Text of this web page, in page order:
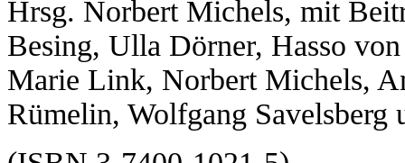
Hrsg. Norbert Michels, mit
Besing, Ulla Dörner, Hasso
Marie Link, Norbert Michels,
Rümelin, Wolfgang Savelsberg